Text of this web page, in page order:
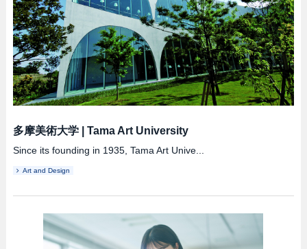
多摩美術大学| Tama Art University
Since its founding in 1935, Tama Art Unive...
Art and Design